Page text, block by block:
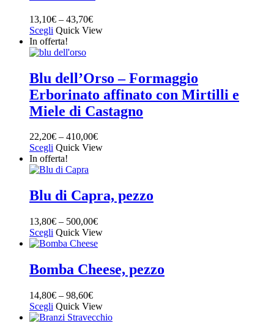
13,10€ – 43,70€
Scegli Quick View
In offerta!
Blu dell’Orso – Formaggio
Erborinato affinato con Mirtilli e
Miele di Castagno
22,20€ – 410,00€
Scegli Quick View
In offerta!
Blu di Capra, pezzo
13,80€ – 500,00€
Scegli Quick View
Bomba Cheese, pezzo
14,80€ – 98,60€
Scegli Quick View